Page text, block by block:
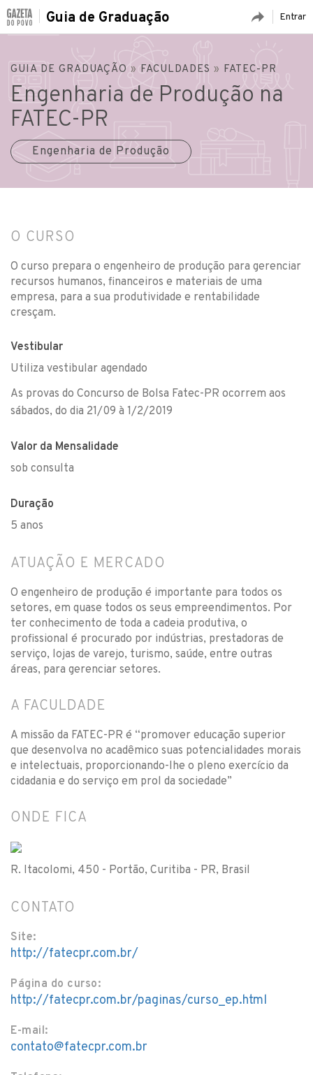
Entrar
Guia de Graduação
GUIA DE GRADUAÇÃO » FACULDADES » FATEC-PR
Engenharia de Produção na
FATEC-PR
Engenharia de Produção
O CURSO
O curso prepara o engenheiro de produção para gerenciar
recursos humanos, financeiros e materiais de uma
empresa, para a sua produtividade e rentabilidade
cresçam.
Vestibular
Utiliza vestibular agendado
As provas do Concurso de Bolsa Fatec-PR ocorrem aos
sábados, do dia 21/09 à 1/2/2019
Valor da Mensalidade
sob consulta
Duração
5 anos
ATUAÇÃO E MERCADO
O engenheiro de produção é importante para todos os
setores, em quase todos os seus empreendimentos. Por
ter conhecimento de toda a cadeia produtiva, o
profissional é procurado por indústrias, prestadoras de
serviço, lojas de varejo, turismo, saúde, entre outras
áreas, para gerenciar setores.
A FACULDADE
A missão da FATEC-PR é “promover educação superior
que desenvolva no acadêmico suas potencialidades morais
e intelectuais, proporcionando-lhe o pleno exercício da
cidadania e do serviço em prol da sociedade”
ONDE FICA
R. Itacolomi, 450 - Portão, Curitiba - PR, Brasil
CONTATO
Site:
http://fatecpr.com.br/
Página do curso:
http://fatecpr.com.br/paginas/curso_ep.html
E-mail:
contato@fatecpr.com.br